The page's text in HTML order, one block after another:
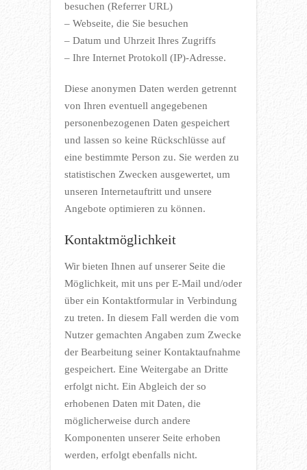
besuchen (Referrer URL)
– Webseite, die Sie besuchen
– Datum und Uhrzeit Ihres Zugriffs
– Ihre Internet Protokoll (IP)-Adresse.
Diese anonymen Daten werden getrennt
von Ihren eventuell angegebenen
personenbezogenen Daten gespeichert
und lassen so keine Rückschlüsse auf
eine bestimmte Person zu. Sie werden zu
statistischen Zwecken ausgewertet, um
unseren Internetauftritt und unsere
Angebote optimieren zu können.
Kontaktmöglichkeit
Wir bieten Ihnen auf unserer Seite die
Möglichkeit, mit uns per E-Mail und/oder
über ein Kontaktformular in Verbindung
zu treten. In diesem Fall werden die vom
Nutzer gemachten Angaben zum Zwecke
der Bearbeitung seiner Kontaktaufnahme
gespeichert. Eine Weitergabe an Dritte
erfolgt nicht. Ein Abgleich der so
erhobenen Daten mit Daten, die
möglicherweise durch andere
Komponenten unserer Seite erhoben
werden, erfolgt ebenfalls nicht.